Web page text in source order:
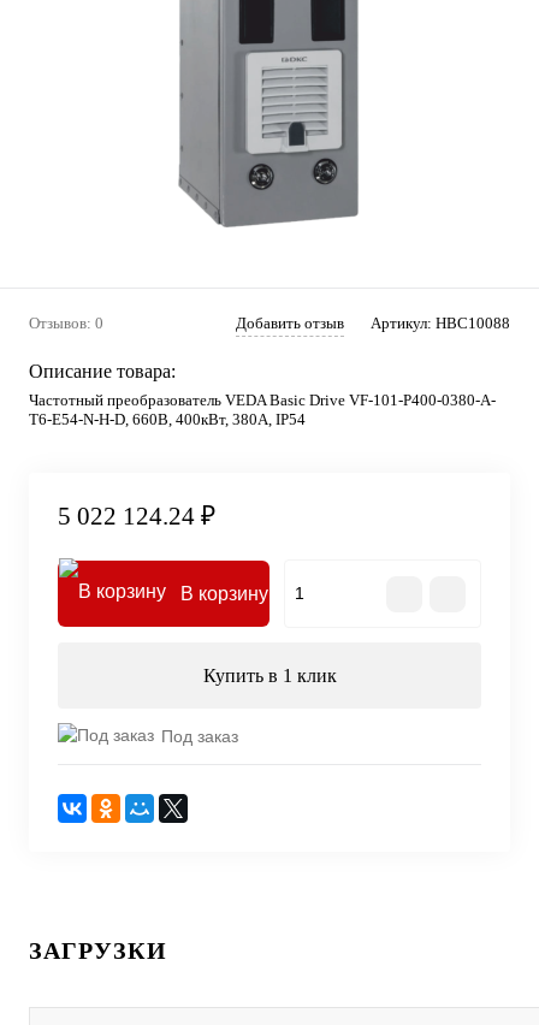
Отзывов: 0 Добавить отзыв Артикул: HBC10088
Описание товара:
Частотный преобразователь VEDA Basic Drive VF-101-P400-0380-A-
T6-E54-N-H-D, 660В, 400кВт, 380А, IP54
5 022 124.24 ₽
В корзину
Купить в 1 клик
Под заказ
ЗАГРУЗКИ